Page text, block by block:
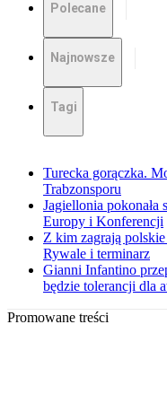
Polecane
Najnowsze
Tagi
Turecka gorączka.
Trabzonsporu
Jagiellonia
Europy i Konferencji
Z kim zagrają
Rywale i terminarz
Gianni Infantino
będzie tolerancji dla
Promowane treści